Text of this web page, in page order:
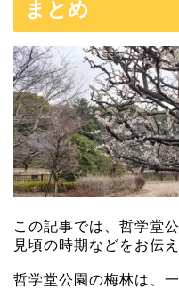
まとめ
この記事では、哲学堂
見頃の時期などをお伝
哲学堂公園の梅林は、